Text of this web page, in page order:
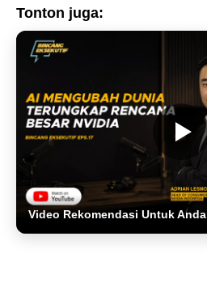
Tonton juga:
Video Rekomendasi Untuk Anda